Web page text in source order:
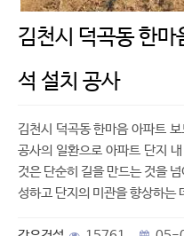
김천시 덕곡동 한
석 설치 공사
김천시 덕곡동 한마음 아파트
공사의 일환으로 아파트 단지
것은 단순히 길을 만드는 것을
성하고 단지의 미관을 향상하는